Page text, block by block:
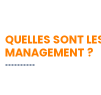
QUELLES SONT
MANAGEMENT ?